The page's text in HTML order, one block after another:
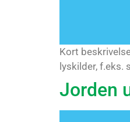
Kort
lyskilder, f.eks.
Jorden